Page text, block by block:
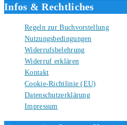
Infos & Rechtliches
Regeln zur Buchvorstellung
Nutzungsbedingungen
Widerrufsbelehrung
Widerruf erklären
Kontakt
Cookie-Richtlinie (EU)
Datenschutzerklärung
Impressum